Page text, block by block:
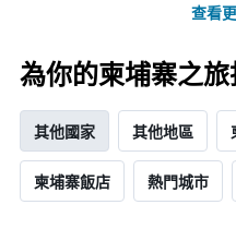
查看
為你的柬埔寨之
其他國家 其他地區
柬埔寨飯店 熱門城市